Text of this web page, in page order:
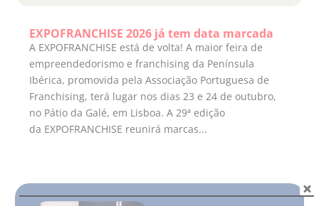
EXPOFRANCHISE 2026 já tem data marcada
A EXPOFRANCHISE está de volta! A maior feira de
empreendedorismo e franchising da Península
Ibérica, promovida pela Associação Portuguesa de
Franchising, terá lugar nos dias 23 e 24 de outubro,
no Pátio da Galé, em Lisboa. A 29ª edição
da EXPOFRANCHISE reunirá marcas...